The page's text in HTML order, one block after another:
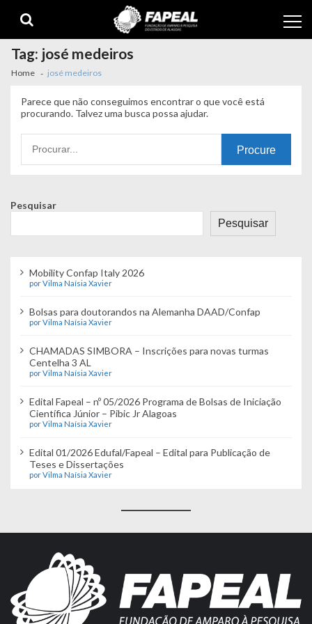
navigation
content
Tag: josé medeiros
Home josé medeiros
Parece que não conseguimos encontrar o que você está
procurando. Talvez uma busca possa ajudar.
por:
Pesquisar
Pesquisar
Mobility Confap Italy 2026
por Vilma Naísia Xavier
Bolsas para doutorandos na Alemanha DAAD/Confap
por Vilma Naísia Xavier
CHAMADAS SIMBORA – Inscrições para novas turmas
Centelha 3 AL
por Vilma Naísia Xavier
Edital Fapeal – nº 05/2026 Programa de Bolsas de Iniciação
Científica Júnior – Pibic Jr Alagoas
por Vilma Naísia Xavier
Edital 01/2026 Edufal/Fapeal – Edital para Publicação de
Teses e Dissertações
por Vilma Naísia Xavier